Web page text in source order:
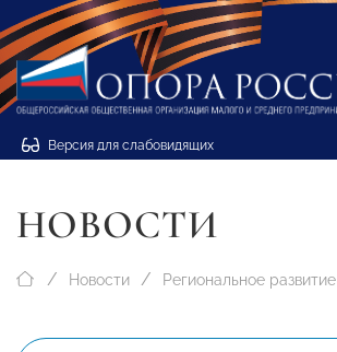
Версия для слабовидящих
НОВОСТИ
Новости Региональное развитие